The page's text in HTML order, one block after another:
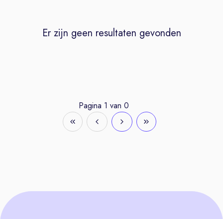
Er zijn geen resultaten gevonden
Pagina 1 van 0